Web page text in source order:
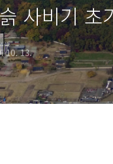
사비기 초
10. 13.